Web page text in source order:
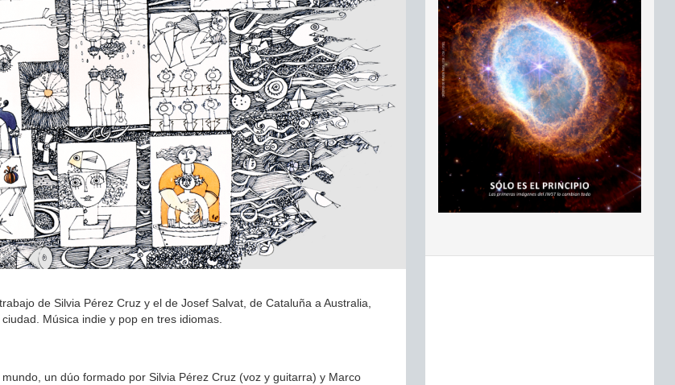
de Silvia Pérez Cruz y el de Josef Salvat, de Cataluña a Australia,
Música indie y pop en tres idiomas.
un dúo formado por Silvia Pérez Cruz (voz y guitarra) y Marco